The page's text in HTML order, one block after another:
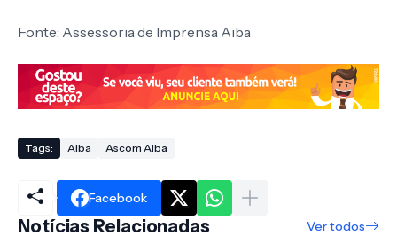
Fonte: Assessoria de Imprensa Aiba
Tags: Aiba Ascom Aiba
Facebook
Notícias Relacionadas Ver todos